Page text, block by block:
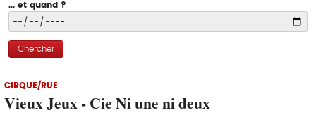
... et quand ?
Chercher
CIRQUE/RUE
Vieux Jeux - Cie Ni une ni deux